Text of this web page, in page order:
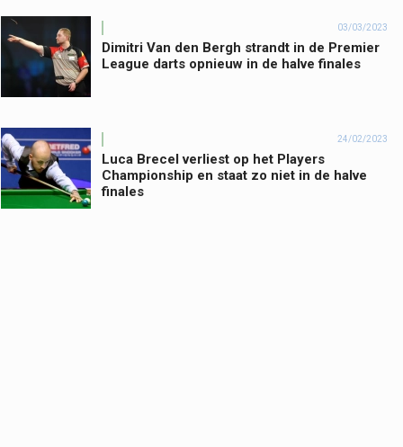
03/03/2023
Dimitri Van den Bergh strandt in de Premier
League darts opnieuw in de halve finales
24/02/2023
Luca Brecel verliest op het Players
Championship en staat zo niet in de halve
finales